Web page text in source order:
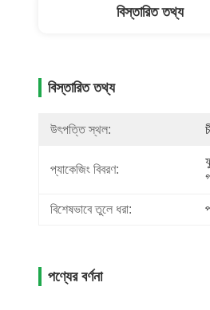
বিস্তারিত তথ্য
বিস্তারিত তথ্য
উৎপত্তি স্থল:
প্যাকেজিং বিবরণ:
বিশেষভাবে তুলে ধরা:
পণ্যের বর্ণনা